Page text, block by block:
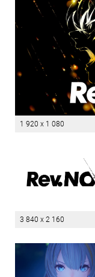
1 920 x 1 080
3 840 x 2 160